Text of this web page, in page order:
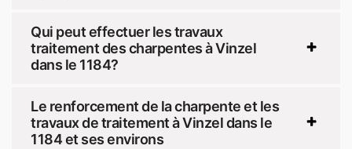
Qui peut effectuer les travaux
traitement des charpentes à Vinzel
dans le 1184?
Le renforcement de la charpente et les
travaux de traitement à Vinzel dans le
1184 et ses environs